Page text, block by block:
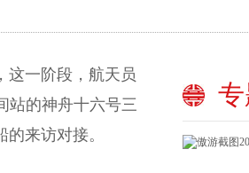
一阶段，航天员
站的神舟十六号三
来访对接。